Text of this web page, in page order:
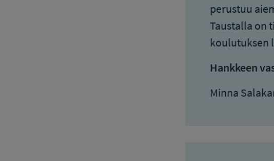
perustuu
Taustalla on
koulutuksen
Hankkeen
Minna